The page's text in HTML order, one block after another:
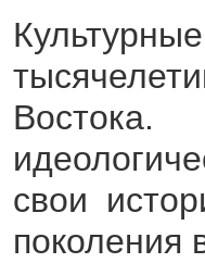
свои
поколения